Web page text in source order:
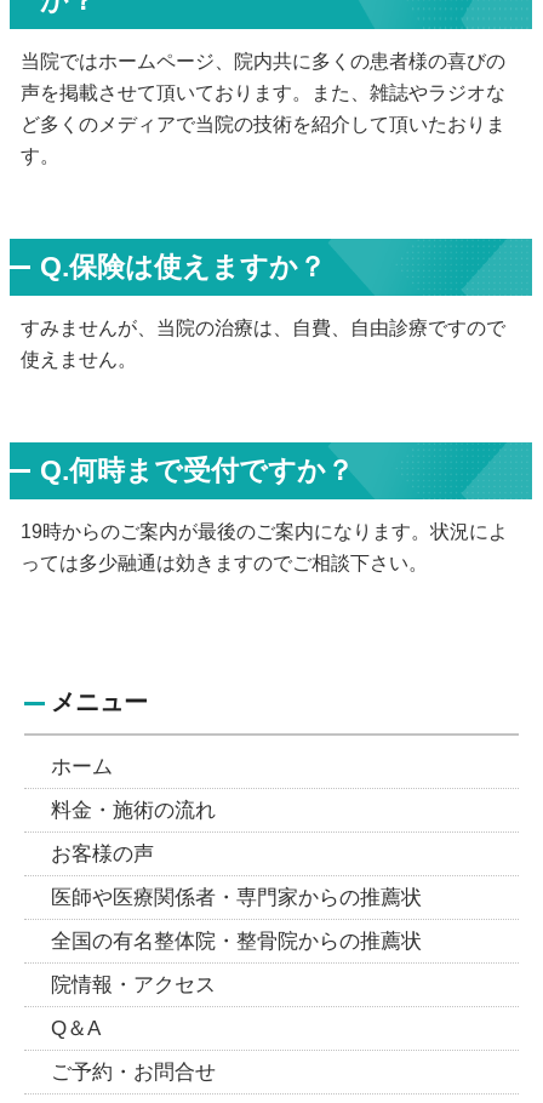
当院ではホームページ、院内共に多くの患者様の喜びの
声を掲載させて頂いております。また、雑誌やラジオな
ど多くのメディアで当院の技術を紹介して頂いたおりま
す。
Q.保険は使えますか？
すみませんが、当院の治療は、自費、自由診療ですので
使えません。
Q.何時まで受付ですか？
19時からのご案内が最後のご案内になります。状況によ
っては多少融通は効きますのでご相談下さい。
メニュー
ホーム
料金・施術の流れ
お客様の声
医師や医療関係者・専門家からの推薦状
全国の有名整体院・整骨院からの推薦状
院情報・アクセス
Q＆A
ご予約・お問合せ